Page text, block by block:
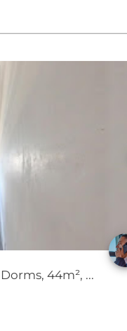
44m², ...